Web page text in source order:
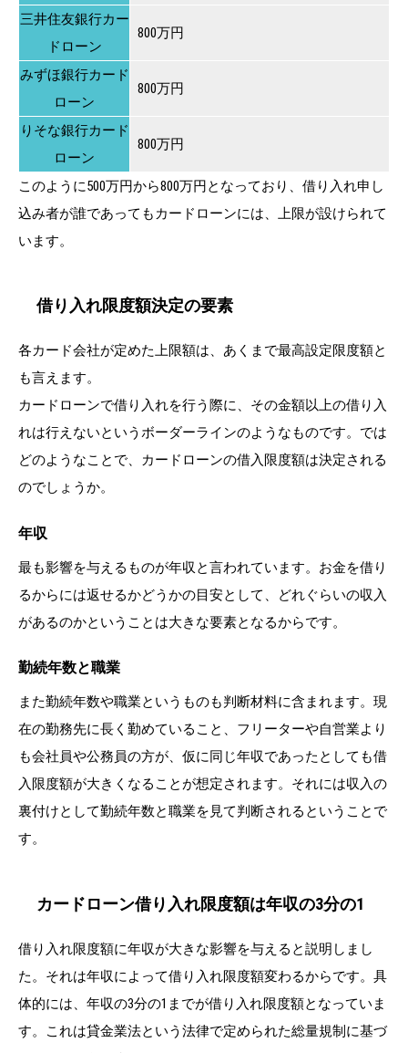
三井住友銀行カー
ドローン
800万円
みずほ銀行カード
ローン
800万円
りそな銀行カード
ローン
800万円
このように500万円から800万円となっており、借り入れ申し
込み者が誰であってもカードローンには、上限が設けられて
います。
借り入れ限度額決定の要素
各カード会社が定めた上限額は、あくまで最高設定限度額と
も言えます。
カードローンで借り入れを行う際に、その金額以上の借り入
れは行えないというボーダーラインのようなものです。では
どのようなことで、カードローンの借入限度額は決定される
のでしょうか。
年収
最も影響を与えるものが年収と言われています。お金を借り
るからには返せるかどうかの目安として、どれぐらいの収入
があるのかということは大きな要素となるからです。
勤続年数と職業
また勤続年数や職業というものも判断材料に含まれます。現
在の勤務先に長く勤めていること、フリーターや自営業より
も会社員や公務員の方が、仮に同じ年収であったとしても借
入限度額が大きくなることが想定されます。それには収入の
裏付けとして勤続年数と職業を見て判断されるということで
す。
カードローン借り入れ限度額は年収の3分の1
借り入れ限度額に年収が大きな影響を与えると説明しまし
た。それは年収によって借り入れ限度額変わるからです。具
体的には、年収の3分の1までが借り入れ限度額となっていま
す。これは貸金業法という法律で定められた総量規制に基づ